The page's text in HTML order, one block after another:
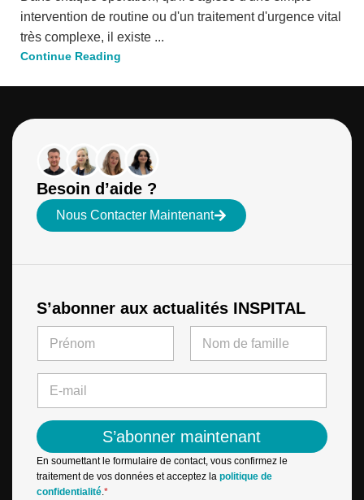
intervention de routine ou d'un traitement d'urgence vital
très complexe, il existe ...
Continue Reading
Besoin d’aide ?
Nous Contacter Maintenant
S’abonner aux actualités INSPITAL
e
N
a
m
e
m
m
a
i
l
*
S’abonner maintenant
En soumettant le formulaire de contact, vous confirmez le
traitement de vos données et acceptez la politique de
confidentialité.*